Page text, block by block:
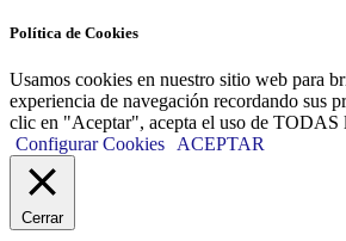
Política de Cookies
Usamos cookies en nuestro sitio web para
experiencia de navegación recordando sus
clic en "Aceptar", acepta el uso de TODAS
Configurar Cookies
ACEPTAR
Cerrar